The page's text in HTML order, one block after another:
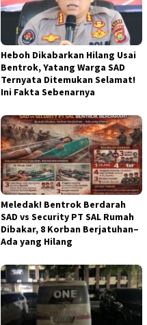
Heboh Dikabarkan Hilang Usai
Bentrok, Yatang Warga SAD
Ternyata Ditemukan Selamat!
Ini Fakta Sebenarnya
Meledak! Bentrok Berdarah
SAD vs Security PT SAL Rumah
Dibakar, 8 Korban Berjatuhan–
Ada yang Hilang